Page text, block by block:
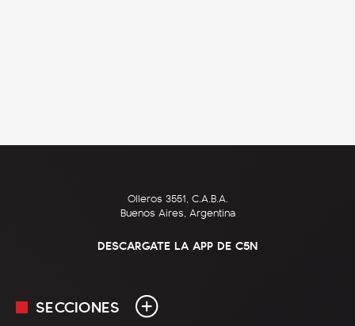
Olleros 3551, C.A.B.A.
Buenos Aires, Argentina
DESCARGATE LA APP DE C5N
SECCIONES